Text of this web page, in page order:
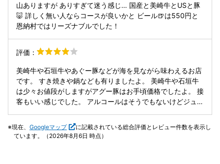
山ありますが ありすぎて迷う感じ… 国産と美崎牛とUSと豚
🐷 詳しく無い人ならコースが良いかと ビール🍺は550円と
恩納村ではリーズナブルでした！
評価：
美崎牛や石垣牛やあぐー豚などが海を見ながら味わえるお店
です。 すき焼きや鍋なども有りましたよ。 美崎牛や石垣牛
は少々お値段がしますがアグー豚はお手頃価格でしたよ。 接
客もいい感じでした。 アルコールはそうでもないけどジュー
すね。 紅芋アイスはとても美味しかったです。 カード払い
も可能ですしタクシーも呼んでくれますよ。
現在、 Googleマップ
に記載されている総合評価とレビュー件数を表示し
ています。（2026年8月6日 時点）